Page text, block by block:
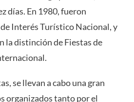
días. En 1980, fueron
Interés Turístico Nacional, y
la distinción de Fiestas de
​.
se llevan a cabo una gran
organizados tanto por el